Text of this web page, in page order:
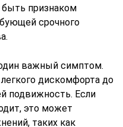
признаком
срочного
важный симптом.
дискомфорта до
подвижность. Если
это может
таких как